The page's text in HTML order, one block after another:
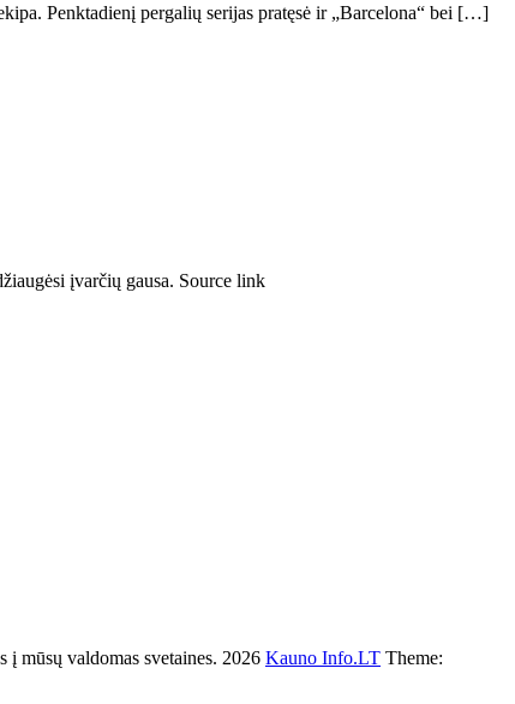
Penktadienį pergalių serijas pratęsė ir „Barcelona“ bei […]
įvarčių gausa. Source link
valdomas svetaines. 2026 Kauno Info.LT Theme: